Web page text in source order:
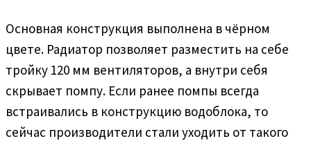
Основная конструкция выполнена в чёрном
цвете. Радиатор позволяет разместить на себе
тройку 120 мм вентиляторов, а внутри себя
скрывает помпу. Если ранее помпы всегда
встраивались в конструкцию водоблока, то
сейчас производители стали уходить от такого